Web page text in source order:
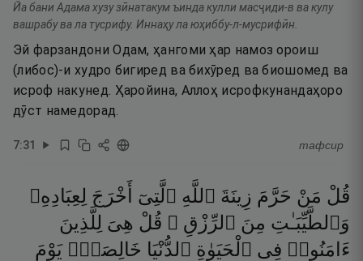
Йа бани Адама хузу зӣнатакум ъинда кулли масҷиди-в ва кулу
вашрабу ва ла тусрифу. Иннаҳу ла юҳиббу-л-мусрифӣн.
Эй фарзандони Одам, ҳангоми ҳар намоз ороиш
(либос)-и худро бигиред ва бихӯред ва биошомед ва
исроф накунед. Ҳаройина, Аллоҳ исрофкунандаҳоро
дӯст намедорад.
7:31 тафсир
قُلْ مَنْ حَرَّمَ زِينَةَ ٱللَّهِ ٱلَّتِىٓ أَخْرَجَ لِعِبَادِهِۦ
وَٱلطَّيِّبَـٰتِ مِنَ ٱلرِّزْقِ ۚ قُلْ هِىَ لِلَّذِينَ
ءَامَنُوا۟ فِى ٱلْحَيَوٰةِ ٱلدُّنْيَا خَالِصَةًۭ يَوْمَ